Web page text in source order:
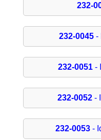
232-
232-0045-
232-0051-
232-0052 -
232-0053 -